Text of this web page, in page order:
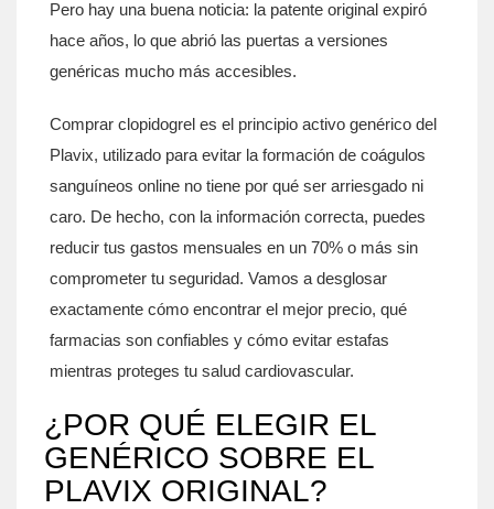
Pero hay una buena noticia: la patente original expiró
hace años, lo que abrió las puertas a versiones
genéricas mucho más accesibles.
Comprar clopidogrel es el principio activo genérico del
Plavix, utilizado para evitar la formación de coágulos
sanguíneos online no tiene por qué ser arriesgado ni
caro. De hecho, con la información correcta, puedes
reducir tus gastos mensuales en un 70% o más sin
comprometer tu seguridad. Vamos a desglosar
exactamente cómo encontrar el mejor precio, qué
farmacias son confiables y cómo evitar estafas
mientras proteges tu salud cardiovascular.
¿POR QUÉ ELEGIR EL
GENÉRICO SOBRE EL
PLAVIX ORIGINAL?